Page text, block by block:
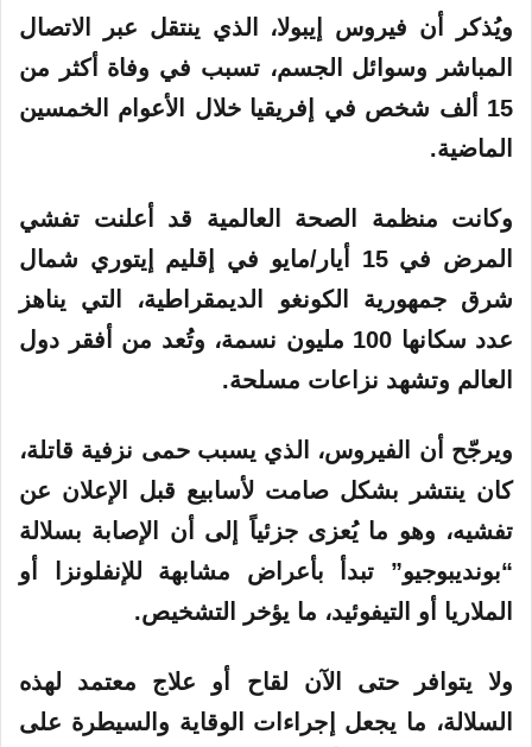
ويُذكر أن فيروس إيبولا، الذي ينتقل عبر الاتصال
المباشر وسوائل الجسم، تسبب في وفاة أكثر من
15 ألف شخص في إفريقيا خلال الأعوام الخمسين
الماضية.
وكانت منظمة الصحة العالمية قد أعلنت تفشي
المرض في 15 أيار/مايو في إقليم إيتوري شمال
شرق جمهورية الكونغو الديمقراطية، التي يناهز
عدد سكانها 100 مليون نسمة، وتُعد من أفقر دول
العالم وتشهد نزاعات مسلحة.
ويرجّح أن الفيروس، الذي يسبب حمى نزفية قاتلة،
كان ينتشر بشكل صامت لأسابيع قبل الإعلان عن
تفشيه، وهو ما يُعزى جزئياً إلى أن الإصابة بسلالة
“بونديبوجيو” تبدأ بأعراض مشابهة للإنفلونزا أو
الملاريا أو التيفوئيد، ما يؤخر التشخيص.
ولا يتوافر حتى الآن لقاح أو علاج معتمد لهذه
السلالة، ما يجعل إجراءات الوقاية والسيطرة على